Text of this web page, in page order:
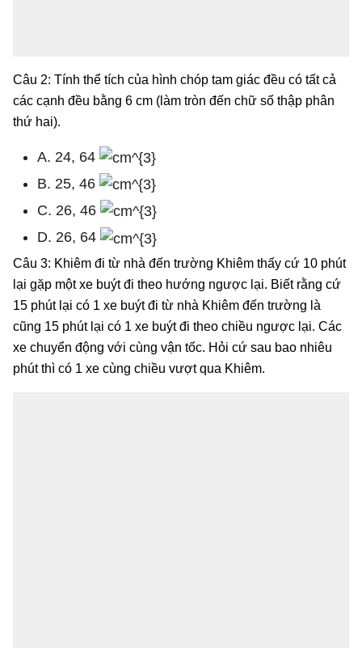
Câu 2: Tính thể tích của hình chóp tam giác đều có tất cả
các cạnh đều bằng 6 cm (làm tròn đến chữ số thập phân
thứ hai).
A. 24, 64
B. 25, 46
C. 26, 46
D. 26, 64
Câu 3: Khiêm đi từ nhà đến trường Khiêm thấy cứ 10 phút
lại gặp một xe buýt đi theo hướng ngược lại. Biết rằng cứ
15 phút lại có 1 xe buýt đi từ nhà Khiêm đến trường là
cũng 15 phút lại có 1 xe buýt đi theo chiều ngược lại. Các
xe chuyển động với cùng vận tốc. Hỏi cứ sau bao nhiêu
phút thì có 1 xe cùng chiều vượt qua Khiêm.